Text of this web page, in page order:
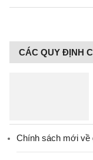
CÁC QUY ĐỊNH
Chính sách mới về